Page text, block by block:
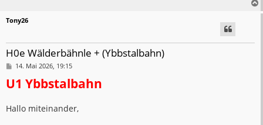
Tony26
H0e Wälderbähnle + (Ybbstalbahn)
B
i
t
g
14. Mai 2026, 19:15
U1 Ybbstalbahn
Hallo miteinander,